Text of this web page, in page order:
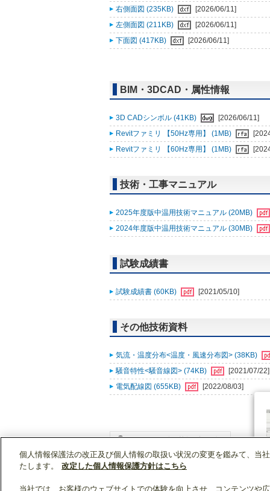
右側面図 (235KB)
[2026/06/11]
左側面図 (211KB)
[2026/06/11]
下面図 (417KB)
[2026/06/11]
BIM・3DCAD・属性情報
3D CADシンボル (41KB)
[2026/06/11]
Revitファミリ 【50Hz専用】 (1MB)
Revitファミリ 【60Hz専用】 (1MB)
技術・工事マニュアル
2025年度版中温用技術マニュアル (20MB)
2024年度版中温用技術マニュアル (30MB)
試験成績書
試験成績書 (60KB) [2021/05/10]
その他技術資料
気流・温度分布<温度・風速分布図> (38KB)
騒音特性<騒音線図> (74KB)
[2021/07/22]
電気配線図 (655KB)
[2022/08/03]
WIN2Kトップ 製品情報
個人情報保護法の改正及び個人情報の取扱い状況の変更を鑑みて、当
たします。
改定した個人情報保護方針はこちら
当社では、お客様のウェブサイトでの体験を向上させ、コンテンツや